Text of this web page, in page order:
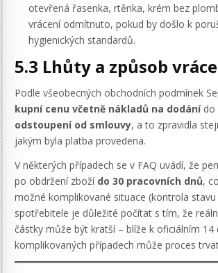
otevřená řasenka, rtěnka, krém bez
vrácení odmítnuto, pokud by došlo k
hygienických standardů.
5.3 Lhůty a způsob
Podle všeobecných obchodních podmínek
kupní cenu včetně nákladů na dodánído
odstoupení od smlouvy, a to zpravidla
jakým byla platba provedena.
V některých případech se v FAQ uvádí, že
po obdržení zboží do 30 pracovních dnů,
možné komplikované situace (kontrola
spotřebitele je důležité počítat s tím, že
částky může být kratší – blíže k oficiálním 14
komplikovaných případech může proces